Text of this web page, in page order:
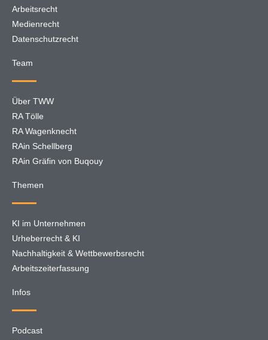
Arbeitsrecht
Medienrecht
Datenschutzrecht
Team
Über TWW
RA Tölle
RA Wagenknecht
RAin Schellberg
RAin Gräfin von Buqouy
Themen
KI im Unternehmen
Urheberrecht & KI
Nachhaltigkeit & Wettbewerbsrecht
Arbeitszeiterfassung
Infos
Podcast